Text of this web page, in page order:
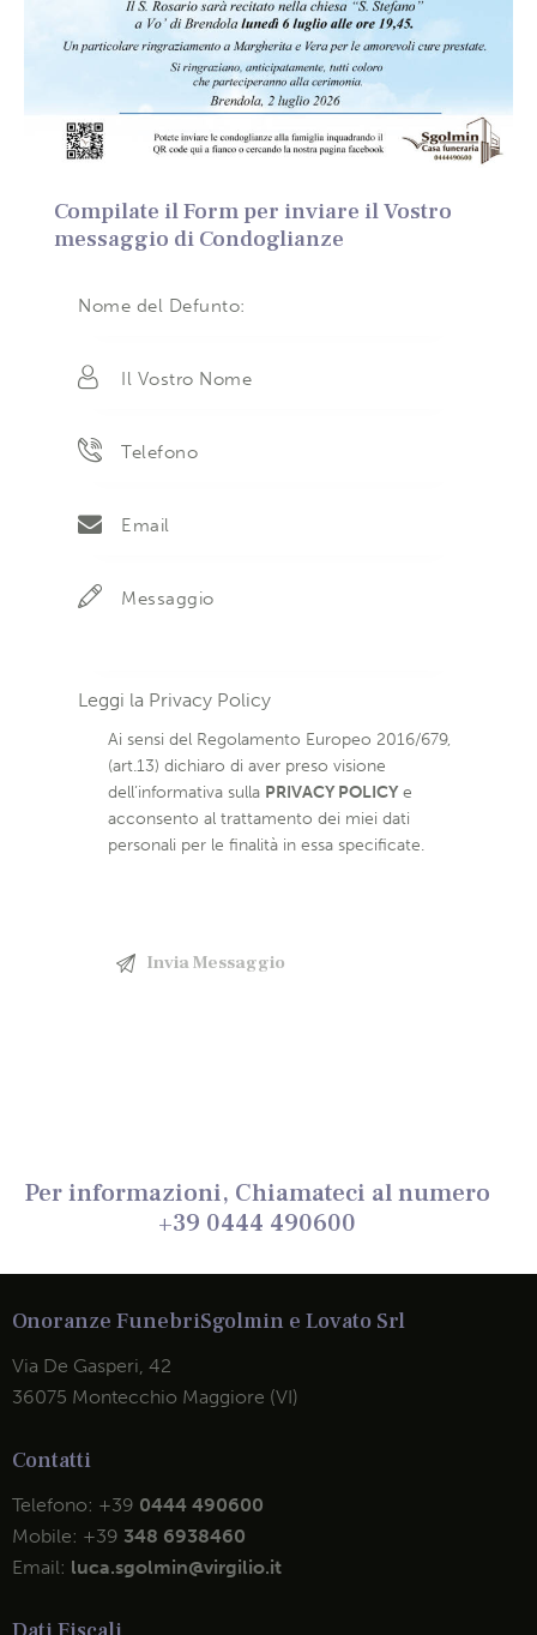
Compilate il Form per inviare il Vostro
messaggio di Condoglianze
Leggi la Privacy Policy
Ai sensi del Regolamento Europeo 2016/679,
(art.13) dichiaro di aver preso visione
dell’informativa sulla PRIVACY POLICYe
acconsento al trattamento dei miei dati
personali per le finalità in essa specificate.
Per informazioni, Chiamateci al numero
+39 0444 490600
Onoranze FunebriSgolmin e Lovato Srl
Via De Gasperi, 42
36075 Montecchio Maggiore (VI)
Contatti
Telefono: +39 0444 490600
Mobile: +39 348 6938460
Email: luca.sgolmin@virgilio.it